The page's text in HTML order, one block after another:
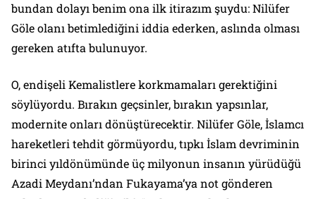
bundan dolayı benim ona ilk itirazım şuydu: Nilüfer
Göle olanı betimlediğini iddia ederken, aslında olması
gereken atıfta bulunuyor.
O, endişeli Kemalistlere korkmamaları gerektiğini
söylüyordu. Bırakın geçsinler, bırakın yapsınlar,
modernite onları dönüştürecektir. Nilüfer Göle, İslamcı
hareketleri tehdit görmüyordu, tıpkı İslam devriminin
birinci yıldönümünde üç milyonun insanın yürüdüğü
Azadi Meydanı’ndan Fukayama’ya not gönderen